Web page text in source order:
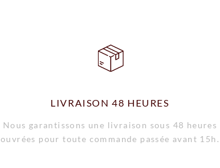
LIVRAISON 48 HEURES
Nous garantissons une livraison sous 48 heures
ouvrées pour toute commande passée avant 15h.